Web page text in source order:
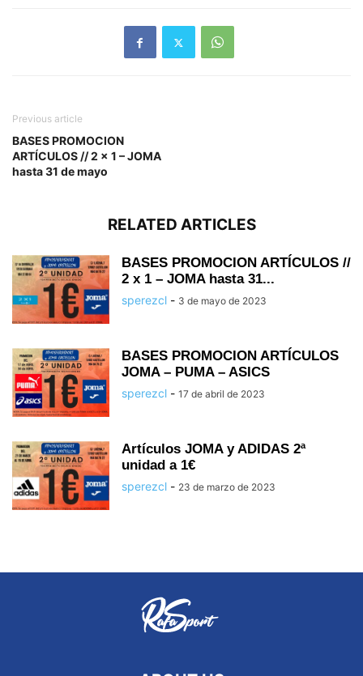
Previous article
BASES PROMOCION
ARTÍCULOS // 2 x 1 – JOMA
hasta 31 de mayo
RELATED ARTICLES
BASES PROMOCION ARTÍCULOS //
2 x 1 – JOMA hasta 31...
sperezcl - 3 de mayo de 2023
BASES PROMOCION ARTÍCULOS
JOMA – PUMA – ASICS
sperezcl - 17 de abril de 2023
Artículos JOMA y ADIDAS 2ª
unidad a 1€
sperezcl - 23 de marzo de 2023